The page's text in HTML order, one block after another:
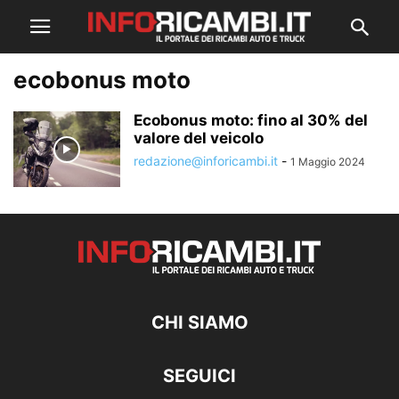
ecobonus moto
Ecobonus moto: fino al 30% del
valore del veicolo
redazione@inforicambi.it - 1 Maggio 2024
CHI SIAMO
SEGUICI